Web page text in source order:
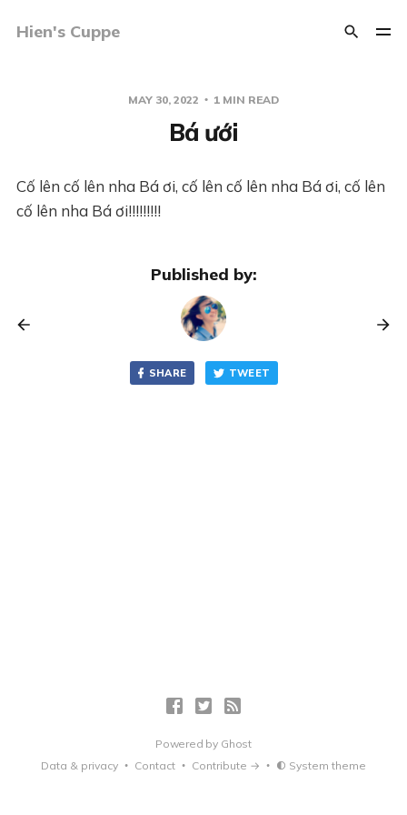
Hien's Cuppe
MAY 30, 2022 1 MIN READ
Bá ưới
Cố lên cố lên nha Bá ơi, cố lên cố lên nha Bá ơi, cố lên
cố lên nha Bá ơi!!!!!!!!!
Published by:
SHARE TWEET
Powered by Ghost
Data & privacy
Contact Contribute → System theme